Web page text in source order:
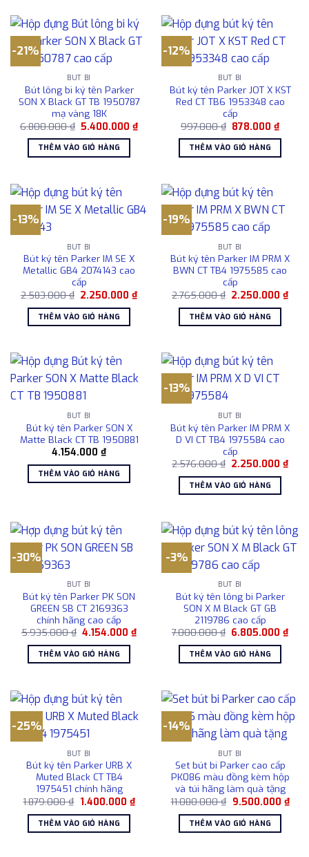
-21%
BÚT BI
Bút lông bi ký tên Parker
SON X Black GT TB 1950787
mạ vàng 18K
6.800.000₫ Giá
là:
6.800.000 ₫.
5.400.000₫Giá
hiện
5.400.000 ₫.
THÊM VÀO GIỎ HÀNG
-12%
BÚT BI
Bút ký tên Parker JOT X KST
Red CT TB6 1953348 cao
cấp
997.000₫ Giá
là:
997.000 ₫.
878.000₫Giá
hiện
tại
THÊM VÀO GIỎ HÀNG
-13%
BÚT BI
Bút ký tên Parker IM SE X
Metallic GB4 2074143 cao
cấp
2.583.000₫ Giá
là:
2.583.000 ₫.
2.250.000₫Giá
hiện
2.250.000 ₫.
THÊM VÀO GIỎ HÀNG
-19%
BÚT BI
Bút ký tên Parker IM PRM X
BWN CT TB4 1975585 cao
cấp
2.765.000₫ Giá
là:
2.765.000 ₫.
2.250.000₫Giá
hiện
THÊM VÀO GIỎ HÀNG
BÚT BI
Bút ký tên Parker SON X
Matte Black CT TB 1950881
4.154.000 ₫
THÊM VÀO GIỎ HÀNG
-13%
BÚT BI
Bút ký tên Parker IM PRM X
D VI CT TB4 1975584 cao
cấp
2.576.000₫ Giá
là:
2.576.000 ₫.
2.250.000₫Giá
hiện
THÊM VÀO GIỎ HÀNG
-30%
BÚT BI
Bút ký tên Parker PK SON
GREEN SB CT 2169363
chính hãng cao cấp
5.935.000₫ Giá
là:
5.935.000 ₫.
4.154.000₫Giá
THÊM VÀO GIỎ HÀNG
-3%
BÚT BI
Bút ký tên lông bi Parker
SON X M Black GT GB
2119786 cao cấp
7.000.000₫ Giá
là:
7.000.000 ₫.
6.805.000₫Giá
THÊM VÀO GIỎ HÀNG
-25%
BÚT BI
Bút ký tên Parker URB X
Muted Black CT TB4
1975451 chính hãng
1.879.000₫ Giá
là:
1.879.000 ₫.
1.400.000 ₫Giá
hiện
1.400.000 ₫.
THÊM VÀO GIỎ HÀNG
-14%
BÚT BI
Set bút bi Parker cao cấp
PK086 màu đồng kèm hộp
và túi hãng làm quà tặng
11.080.000₫ Giá
là:
11.080.000 ₫.
9.500.000 ₫Giá
hiện
THÊM VÀO GIỎ HÀNG